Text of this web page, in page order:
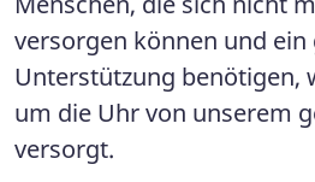
versorgen können und
Unterstützung benötigen,
um die Uhr von unserem
versorgt.